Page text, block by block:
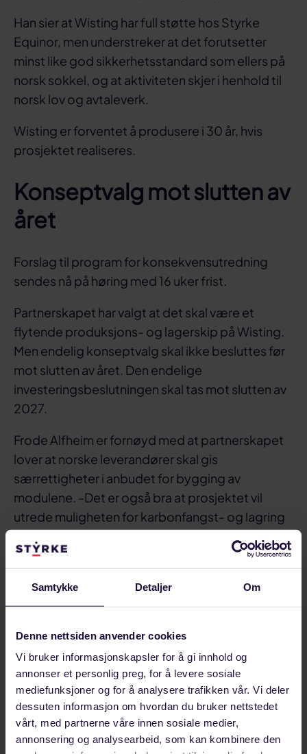
Samtykke Detaljer Om
Denne nettsiden anvender cookies
Vi bruker informasjonskapsler for å gi innhold og
annonser et personlig preg, for å levere sosiale
mediefunksjoner og for å analysere trafikken vår. Vi deler
dessuten informasjon om hvordan du bruker nettstedet
vårt, med partnerne våre innen sosiale medier,
annonsering og analysearbeid, som kan kombinere den
Han sier at Wisting har full støtte hos Styrke
Equinor, men understreker at det forutsetter
minst like god sikkerhetsstandard som ellers på
norsk sokkel, og at aktiviteten skjer i henhold til
norsk lov og avtaleverk.
Wisting er forventet å produsere i 30 år, hvis
prosjektet realiseres.
Konseptvalg mot slutten av
året
Forslag til program for konsekvensutredning
sendes nå på høring med 16 uker frist.
Partnerskapet har valgt at det skal være et
flytende produksjons- og lagerskip på Wisting.
Men endelig konseptvalg skal ikke besluttes før
mot slutten av året. Den endelige
investeringsbeslutningen skal tas mot slutten av
2027.
Frode Alfheim er fornøyd med at partnerskapet
lover at norske leverandører skal gis
særrettigheter i anbudet for bygging av
modulene. -Det er også bra at prosjektet vil
utrede muligheten for karbonfangst- og lagring
Del på:
på
på
link
Sist oppdatert: 25. juni 2026
nordområdeneOffshore
Relaterte artikler